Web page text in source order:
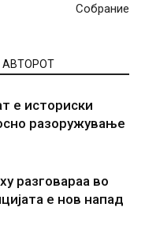
Собрание
АВТОРОТ
е историски
разоружување
разговараа во
е нов напад